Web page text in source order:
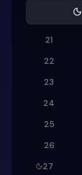
21
22
23
24
25
26
27